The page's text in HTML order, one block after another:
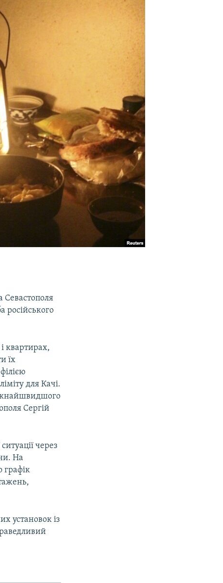
Севастополя
російського
квартирах,
їх
для Качі.
Сергій
через
На
графік
установок із